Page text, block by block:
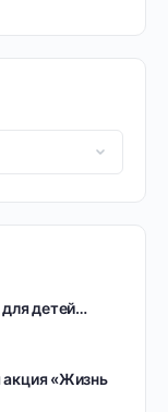
детей…
акция «Жизнь